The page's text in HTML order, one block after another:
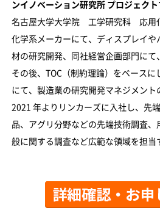
ンイノベーション研究所 プロジェク
名古屋大学大学院 工学研究科 応用
化学系メーカーにて、ディスプレイ
材の研究開発、同社経営企画部門にて
その後、TOC（制約理論）をベース
にて、製造業の研究開発マネジメント
2021 年よりリンカーズに入社し、先
品、アグリ分野などの先端技術調査
般に関する調査など広範な領域を担当